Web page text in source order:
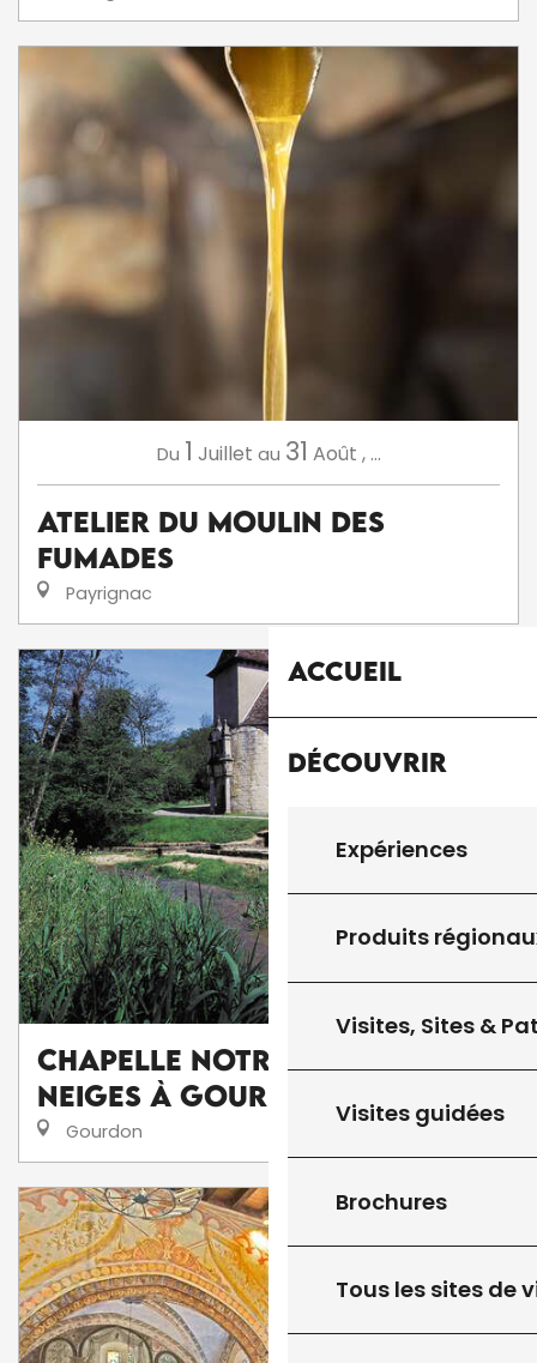
Accueil
Découvrir
Expériences
Produits
Visites, Sites &
Visites guidées
Brochures
Tous les sites de
Du 1 Juillet au 31 Août , ...
Atelier du Moulin des
Fumades
Payrignac
Chapelle Notre Dame des
Neiges à Gourdon
Gourdon